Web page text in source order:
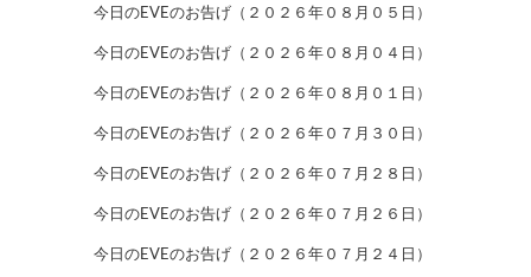
今日のEVEのお告げ（２０２６年０８月０５日）
今日のEVEのお告げ（２０２６年０８月０４日）
今日のEVEのお告げ（２０２６年０８月０１日）
今日のEVEのお告げ（２０２６年０７月３０日）
今日のEVEのお告げ（２０２６年０７月２８日）
今日のEVEのお告げ（２０２６年０７月２６日）
今日のEVEのお告げ（２０２６年０７月２４日）